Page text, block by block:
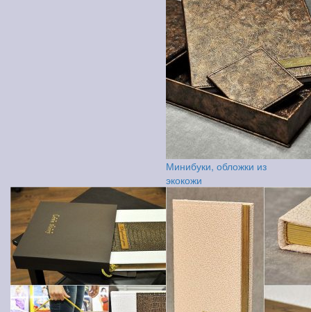
Минибуки, обложки из
экокожи